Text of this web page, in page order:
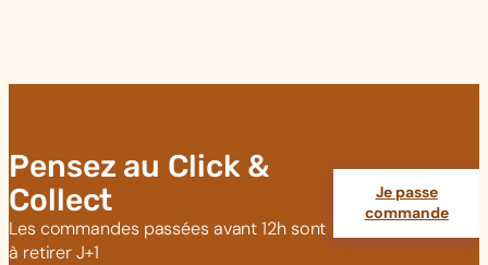
Pensez au Click &
Collect
Les commandes passées avant 12h sont
à retirer J+1
Je passe
commande